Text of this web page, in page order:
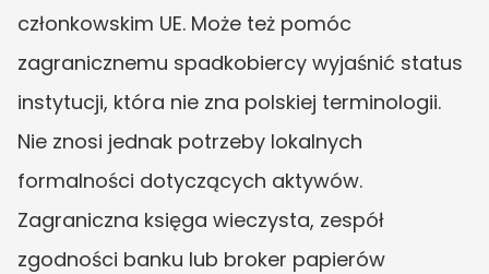
członkowskim UE. Może też pomóc
zagranicznemu spadkobiercy wyjaśnić status
instytucji, która nie zna polskiej terminologii.
Nie znosi jednak potrzeby lokalnych
formalności dotyczących aktywów.
Zagraniczna księga wieczysta, zespół
zgodności banku lub broker papierów